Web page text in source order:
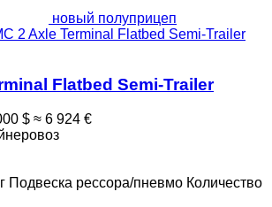
новый полуприцеп
2 Axle Terminal Flatbed Semi-Trailer
Flatbed Semi-Trailer
$ ≈ 6 924 €
Подвеска рессора/пневмо Количество